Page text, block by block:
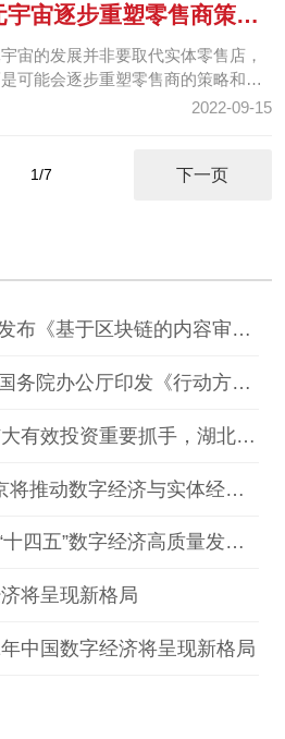
宇宙逐步重塑零售商策略
实体运营，创建“未...
宙的发展并非要取代实体零售店，
可能会逐步重塑零售商的策略和实
运营，创建“未来商店”，以更好地满
2022-09-15
1/7 下一页
布《基于区块链的内容审核
务院办公厅印发《行动方
有效投资重要抓手，湖北投
将推动数字经济与实体经济
四五”数字经济高质量发
将呈现新格局
年中国数字经济将呈现新格局